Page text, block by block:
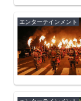
エンターテインメント